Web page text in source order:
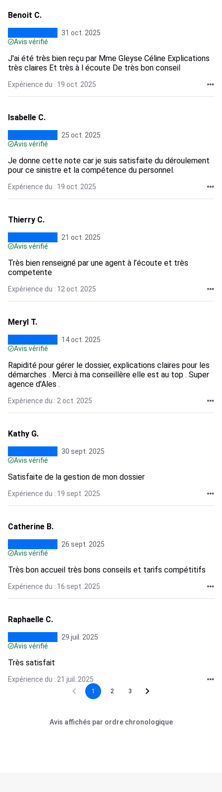
Benoit C.
31 oct. 2025
Avis vérifié
J'ai été très bien reçu par Mme Gleyse Céline Explications
très claires Et très à l écoute De très bon conseil
Expérience du : 19 oct. 2025
Isabelle C.
25 oct. 2025
Avis vérifié
Je donne cette note car je suis satisfaite du déroulement
pour ce sinistre et la compétence du personnel.
Expérience du : 19 oct. 2025
Thierry C.
21 oct. 2025
Avis vérifié
Très bien renseigné par une agent à l’écoute et très
competente
Expérience du : 12 oct. 2025
Meryl T.
14 oct. 2025
Avis vérifié
Rapidité pour gérer le dossier, explications claires pour les
démarches . Merci à ma conseillère elle est au top . Super
agence d'Ales .
Expérience du : 2 oct. 2025
Kathy G.
30 sept. 2025
Avis vérifié
Satisfaite de la gestion de mon dossier
Expérience du : 19 sept. 2025
Catherine B.
26 sept. 2025
Avis vérifié
Très bon accueil très bons conseils et tarifs compétitifs
Expérience du : 16 sept. 2025
Raphaelle C.
29 juil. 2025
Avis vérifié
Très satisfait
Expérience du : 21 juil. 2025
1 2 3
Avis affichés par ordre chronologique